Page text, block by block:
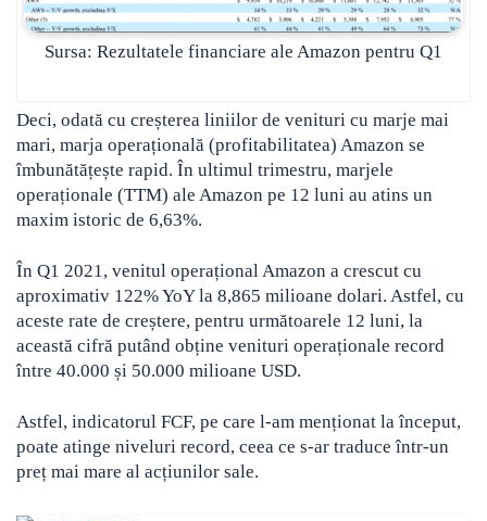
Sursa: Rezultatele financiare ale Amazon pentru Q1
Deci, odată cu creșterea liniilor de venituri cu marje mai
mari, marja operațională (profitabilitatea) Amazon se
îmbunătățește rapid. În ultimul trimestru, marjele
operaționale (TTM) ale Amazon pe 12 luni au atins un
maxim istoric de 6,63%.
În Q1 2021, venitul operațional Amazon a crescut cu
aproximativ 122% YoY la 8,865 milioane dolari. Astfel, cu
aceste rate de creștere, pentru următoarele 12 luni, la
această cifră putând obține venituri operaționale record
între 40.000 și 50.000 milioane USD.
Astfel, indicatorul FCF, pe care l-am menționat la început,
poate atinge niveluri record, ceea ce s-ar traduce într-un
preț mai mare al acțiunilor sale.